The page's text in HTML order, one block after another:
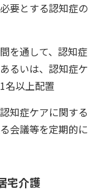
要とする認知症
を通して、認知
るいは、認知症
名以上配置
知症ケアに関す
会議等を定期的
宅介護